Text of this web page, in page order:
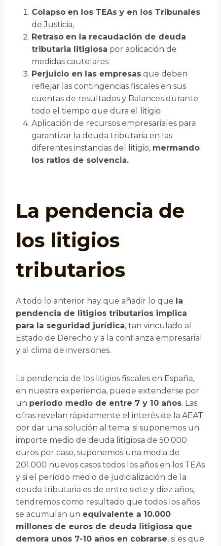
Colapso en los TEAs y en los Tribunales
de Justicia,
Retraso en la recaudación de deuda
tributaria litigiosa por aplicación de
medidas cautelares
Perjuicio en las empresas que deben
reflejar las contingencias fiscales en sus
cuentas de resultados y Balances durante
todo el tiempo que dura el litigio
Aplicación de recursos empresariales para
garantizar la deuda tributaria en las
diferentes instancias del litigio, mermando
los ratios de solvencia.
La pendencia de
los litigios
tributarios
A todo lo anterior hay que añadir lo que la
pendencia de litigios tributarios implica
para la seguridad jurídica, tan vinculado al
Estado de Derecho y a la confianza empresarial
y al clima de inversiones.
La pendencia de los litigios fiscales en España,
en nuestra experiencia, puede extenderse por
un período medio de entre 7 y 10 años. Las
cifras revelan rápidamente el interés de la AEAT
por dar una solución al tema: si suponemos un
importe medio de deuda litigiosa de 50.000
euros por caso, suponemos una media de
201.000 nuevos casos todos los años en los TEAs
y si el período medio de judicialización de la
deuda tributaria es de entre siete y diez años,
tendremos como resultado que todos los años
se acumulan un equivalente a 10.000
millones de euros de deuda litigiosa que
demora unos 7-10 años en cobrarse, si es que